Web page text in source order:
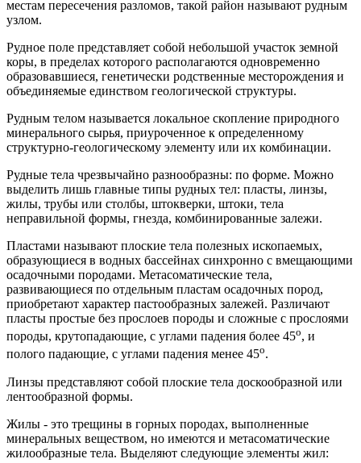
местам пересечения разломов, такой район называют рудным
узлом.
Рудное поле представляет собой небольшой участок земной
коры, в пределах которого располагаются одновременно
образовавшиеся, генетически родственные месторождения и
объединяемые единством геологической структуры.
Рудным телом называется локальное скопление природного
минерального сырья, приуроченное к определенному
структурно-геологическому элементу или их комбинации.
Рудные тела чрезвычайно разнообразны: по форме. Можно
выделить лишь главные типы рудных тел: пласты, линзы,
жилы, трубы или столбы, штокверки, штоки, тела
неправильной формы, гнезда, комбинированные залежи.
Пластами называют плоские тела полезных ископаемых,
образующиеся в водных бассейнах синхронно с вмещающими
осадочными породами. Метасоматические тела,
развивающиеся по отдельным пластам осадочных пород,
приобретают характер пастообразных залежей. Различают
пласты простые без прослоев породы и сложные с прослоями
породы, крутопадающие, с углами падения более 45о, и
полого падающие, с углами падения менее 45о.
Линзы представляют собой плоские тела доскообразной или
лентообразной формы.
Жилы - это трещины в горных породах, выполненные
минеральных веществом, но имеются и метасоматические
жилообразные тела. Выделяют следующие элементы жил: